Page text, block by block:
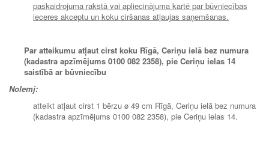
paskaidrojuma rakstā vai apliecinājuma kartē par būvniecības
ieceres akceptu un koku ciršanas atļaujas saņemšanas.
Par atteikumu atļaut cirst koku Rīgā, Ceriņu ielā bez numura
(kadastra apzīmējums 0100 082 2358), pie Ceriņu ielas 14
saistībā ar būvniecību
Nolemj:
atteikt atļaut cirst 1 bērzu ø 49 cm Rīgā, Ceriņu ielā bez numura
(kadastra apzīmējums 0100 082 2358), pie Ceriņu ielas 14.